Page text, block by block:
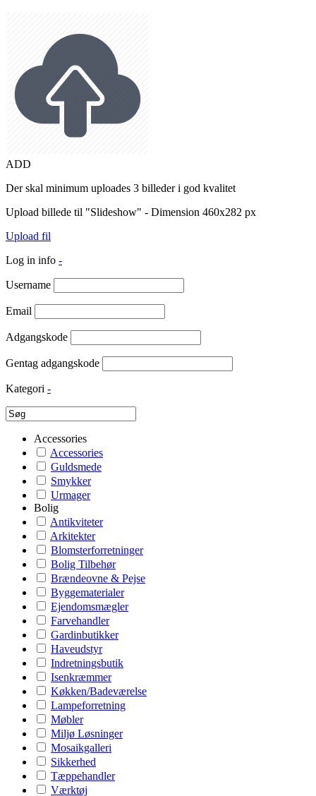
ADD
Der skal minimum uploades 3 billeder i god kvalitet
Upload billede til "Slideshow" - Dimension 460x282 px
Upload fil
Log in info -
Username
Email
Adgangskode
Gentag adgangskode
Kategori -
Accessories
Accessories
Guldsmede
Smykker
Urmager
Bolig
Antikviteter
Arkitekter
Blomsterforretninger
Bolig Tilbehør
Brændeovne & Pejse
Byggematerialer
Ejendomsmægler
Farvehandler
Gardinbutikker
Haveudstyr
Indretningsbutik
Isenkræmmer
Køkken/Badeværelse
Lampeforretning
Møbler
Miljø Løsninger
Mosaikgalleri
Sikkerhed
Tæppehandler
Værktøj